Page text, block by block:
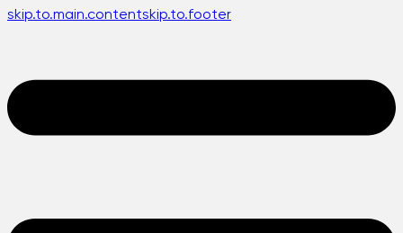
skip.to.main.contentskip.to.footer